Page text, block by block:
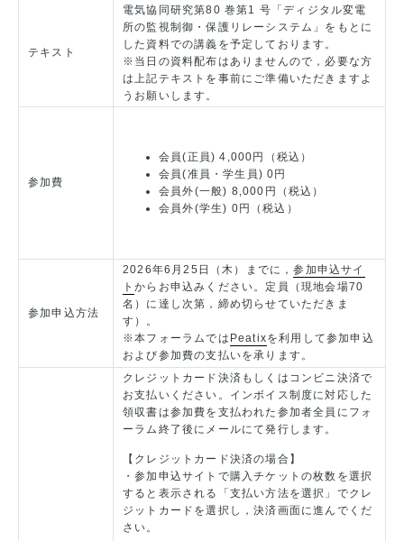
テキスト
電気協同研究第80 巻第1 号「ディジタル変電
所の監視制御・保護リレーシステム」をもとに
した資料での講義を予定しております。
※当日の資料配布はありませんので，必要な方
は上記テキストを事前にご準備いただきますよ
うお願いします。
参加費
会員(正員) 4,000円（税込）
会員(准員・学生員) 0円
会員外(一般) 8,000円（税込）
会員外(学生) 0円（税込）
参加申込方法
2026年6月25日（木）までに，参加申込サイ
トからお申込みください。定員（現地会場70
名）に達し次第，締め切らせていただきま
す）。
※本フォーラムでは Peatixを利用して参加申込
および参加費の支払いを承ります。
クレジットカード決済もしくはコンビニ決済で
お支払いください。インボイス制度に対応した
領収書は参加費を支払われた参加者全員にフォ
ーラム終了後にメールにて発行します。
【クレジットカード決済の場合】
・参加申込サイトで購入チケットの枚数を選択
すると表示される「支払い方法を選択」でクレ
ジットカードを選択し，決済画面に進んでくだ
さい。